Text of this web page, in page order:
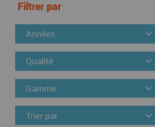
Filtrer par
Années
Qualité
Gamme
Trier par